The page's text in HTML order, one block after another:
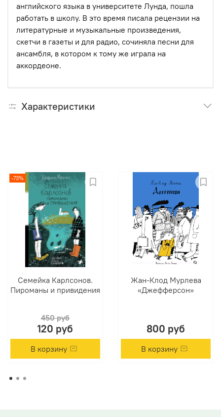
английского языка в университете Лунда, пошла
работать в школу. В это время писала рецензии на
литературные и музыкальные произведения,
скетчи в газеты и для радио, сочиняла песни для
ансамбля, в котором к тому же играла на
аккордеоне.
Характеристики
-73%
Семейка Карлсонов.
Пироманы и привидения
450 руб
120 руб
В корзину
Жан-Клод Мурлева
«Джефферсон»
800 руб
В корзину